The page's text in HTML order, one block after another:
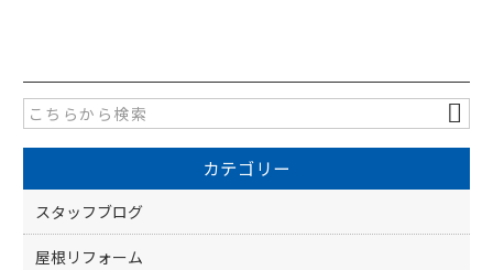
a
e
b
o
o
k
w
er
カテゴリー
スタッフブログ
屋根リフォーム